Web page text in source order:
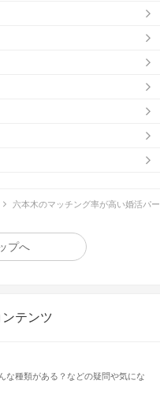
六本木のマッチング率が高い婚活パ
プへ
テンツ
な種類がある？などの疑問や気にな